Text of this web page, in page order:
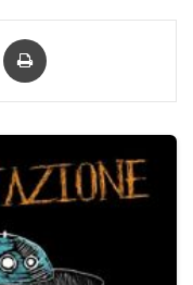
Condividi via mail